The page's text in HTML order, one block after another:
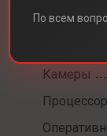
Камеры
Процессор
По всем